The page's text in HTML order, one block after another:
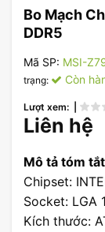
Bo Mạch
DDR5
Mã SP: MSI-
trạng:
Còn
Lượt xem: |
Liên hệ
Mô tả tóm
Chipset:
Socket: LGA
Kích thước: